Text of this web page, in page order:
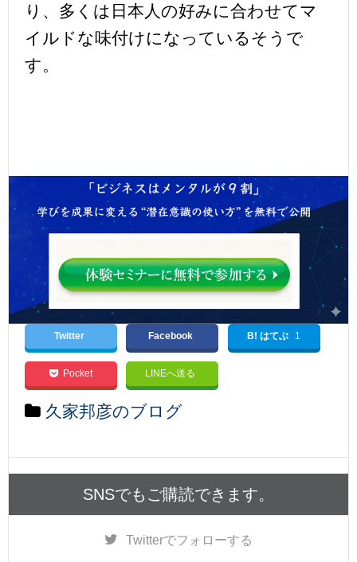
り、多くは日本人の好みに合わせてマ
イルドな味付けになっているそうで
す。
Twitter Facebook B! はてぶ 1
Pocket LINEへ送る
久家邦彦のブログ
SNSでもご購読できます。
Twitterでフォローする